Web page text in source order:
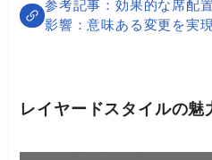
効果的な席配
影響：意味ある変更を実
レイヤードスタイルの魅